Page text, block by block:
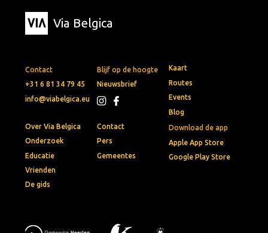
Via Belgica
Contact
+31 6 81 34 79 45
info@viabelgica.eu
Blijf op de hoogte
Nieuwsbrief
Download de app
Apple App Store
Google Play Store
Kaart
Routes
Events
Blog
Over Via Belgica
Onderzoek
Educatie
Vrienden
De gids
Contact
Pers
Gemeentes